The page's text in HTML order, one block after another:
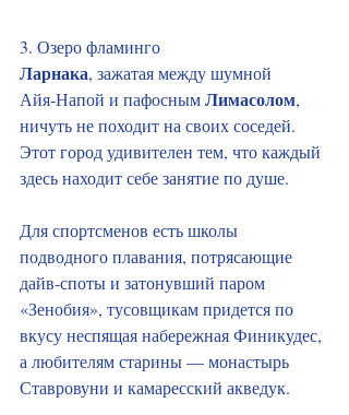
3. Озеро фламинго
Ларнака, зажатая между шумной
Айя‑Напой и пафосным Лимасолом,
ничуть не походит на своих соседей.
Этот город удивителен тем, что каждый
здесь находит себе занятие по душе.
Для спортсменов есть школы
подводного плавания, потрясающие
дайв‑споты и затонувший паром
«Зенобия», тусовщикам придется по
вкусу неспящая набережная Финикудес,
а любителям старины — монастырь
Ставровуни и камаресский акведук.